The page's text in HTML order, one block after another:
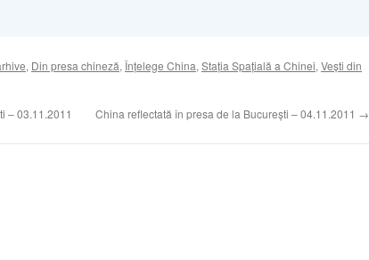
, Din presa chineză, Înţelege China, Stația Spațială a Chinei, Veşti din
– 03.11.2011 China reflectată în presa de la Bucureşti – 04.11.2011 →